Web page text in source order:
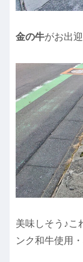
金の牛がお出
美味しそう♪こ
ンク和牛使用・